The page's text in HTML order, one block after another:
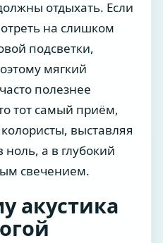
отдыхать. Если
на слишком
подсветки,
мягкий
полезнее
тот самый приём,
выставляя
ноль, а в глубокий
свечением.
акустика